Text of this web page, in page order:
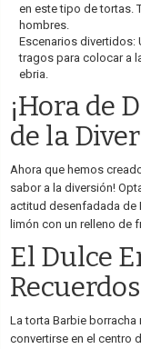
en este tipo de tortas.
hombres.
Escenarios divertidos:
tragos para colocar a
ebria.
¡Hora de
de la
Ahora que hemos
sabor a la diversión!
actitud desenfadada de
limón con un relleno de
El Dulce
La torta Barbie
convertirse en el centro